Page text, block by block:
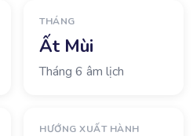
THÁNG
Ất Mùi
Tháng 6 âm lịch
HƯỚNG XUẤT HÀNH